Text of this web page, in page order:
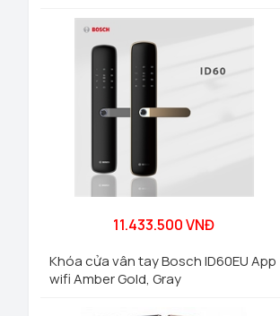
11.433.500 VNĐ
Khóa cửa vân tay Bosch ID60EU App
wifi Amber Gold, Gray